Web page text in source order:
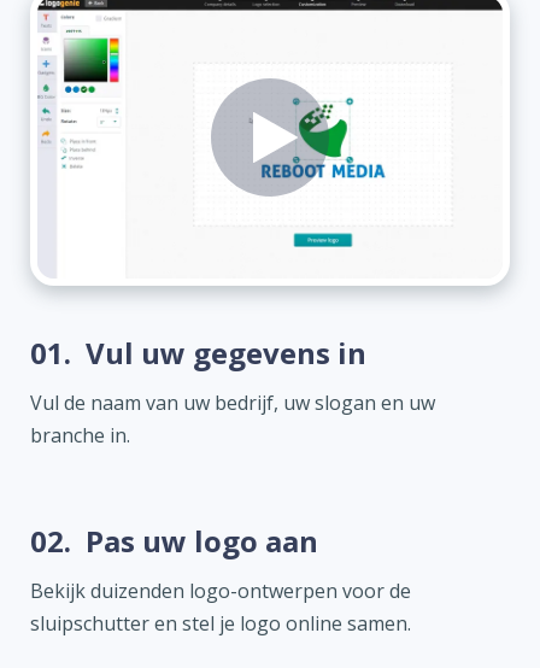
01. Vul uw gegevens in
Vul de naam van uw bedrijf, uw slogan en uw
branche in.
02. Pas uw logo aan
Bekijk duizenden logo-ontwerpen voor de
sluipschutter en stel je logo online samen.